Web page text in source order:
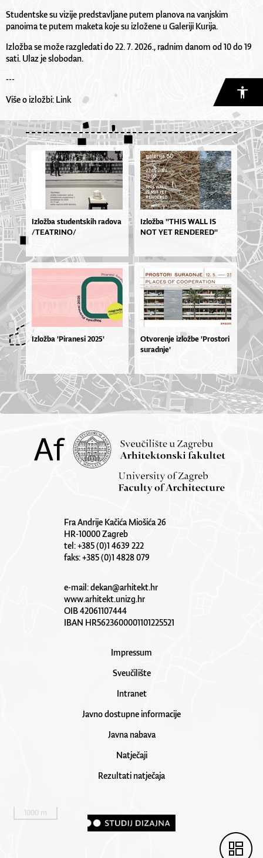
Studentske su vizije predstavljane putem planova na vanjskim
panoima te putem maketa koje su izložene u Galeriji Kurija.
Izložba se može razgledati do 22. 7. 2026., radnim danom od 10 do 19
sati. Ulaz je slobodan.
---
Više o izložbi: Link
Izložba studentskih radova
/TEATRINO/
Izlož­ba ''THIS WA­LL IS
NOT YET REN­DE­RE­D''
Izložba 'Piranesi 2025'
Otvorenje izložbe 'Prostori
suradnje'
Fra Andrije Kačića Miošića 26
HR-10000 Zagreb
tel: +385 (0)1 4639 222
faks: +385 (0)1 4828 079
e-mail:dekan@arhitekt.hr
www.arhitekt.unizg.hr
OIB 42061107444
IBAN HR5623600001101225521
Impressum
Sveučilište
Intranet
Javno dostupne informacije
Javna nabava
Natječaji
Rezultati natječaja
1000 m